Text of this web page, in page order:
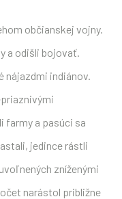
občianskej vojny.
a odišli bojovať.
nájazdmi indiánov.
farmy a pasúci sa
jedince rástli
zníženými
narástol približne